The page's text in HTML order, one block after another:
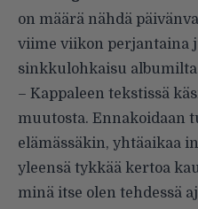
on määrä nähdä
viime viikon perjantaina
sinkkulohkaisu
– Kappaleen tekstissä
muutosta. Ennakoidaan
elämässäkin, yhtäaikaa
yleensä tykkää kertoa
minä itse olen tehdessä